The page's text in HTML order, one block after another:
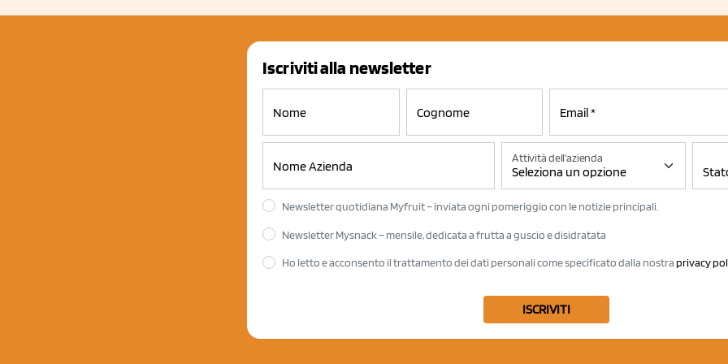
Iscriviti alla newsletter
Attività dell'azienda
Newsletter quotidiana Myfruit – inviata ogni pomeriggio con le notizie principali.
Newsletter Mysnack – mensile, dedicata a frutta a guscio e disidratata
Ho letto e acconsento il trattamento dei dati personali come specificato dalla nostra privacy
ISCRIVITI